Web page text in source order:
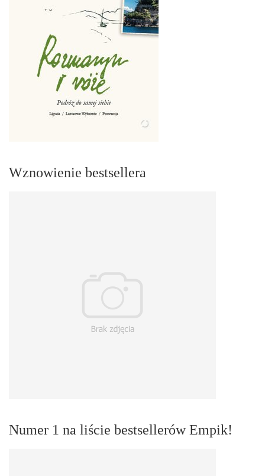
Wznowienie bestsellera
Numer 1 na liście bestsellerów Empik!